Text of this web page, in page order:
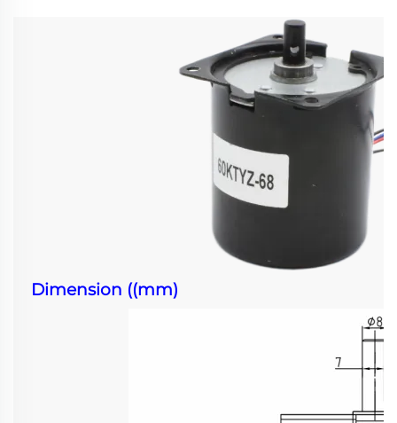
Dimension ((mm)